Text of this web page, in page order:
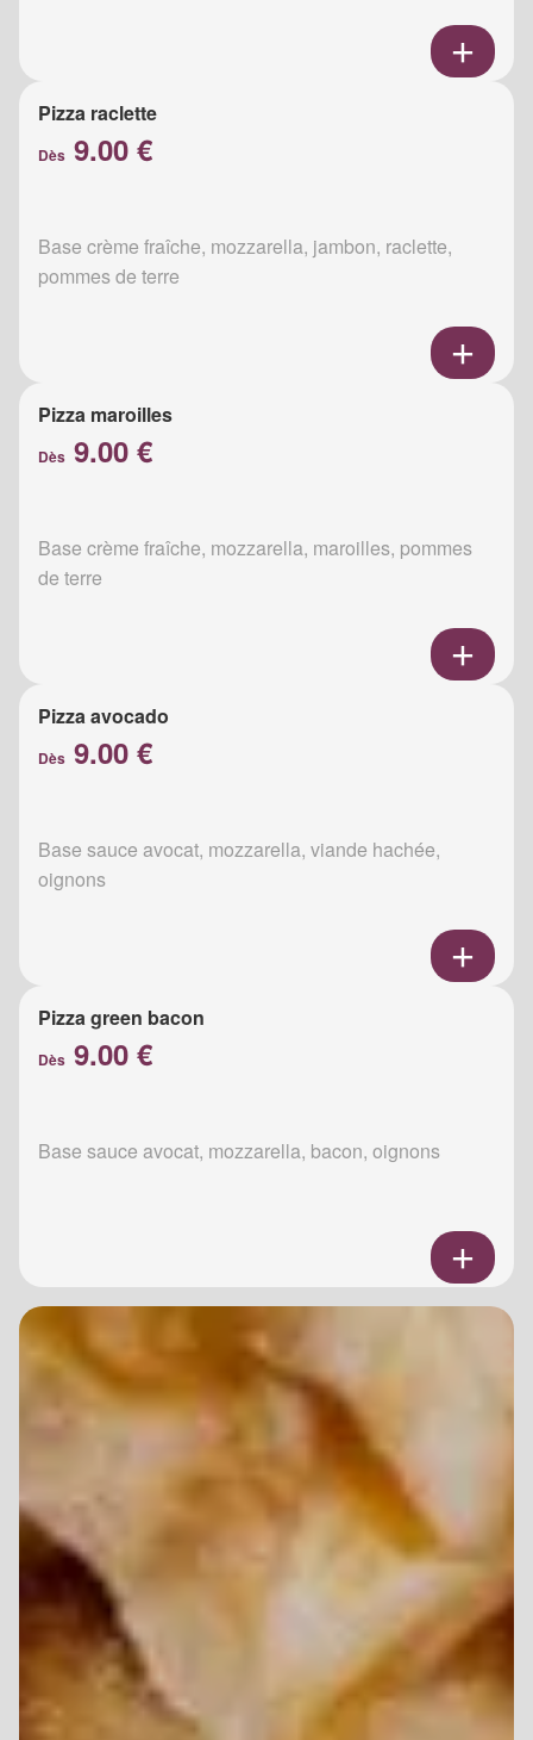
Pizza raclette
Dès 9.00 €
Base crème fraîche, mozzarella, jambon, raclette,
pommes de terre
Pizza maroilles
Dès 9.00 €
Base crème fraîche, mozzarella, maroilles, pommes
de terre
Pizza avocado
Dès 9.00 €
Base sauce avocat, mozzarella, viande hachée,
oignons
Pizza green bacon
Dès 9.00 €
Base sauce avocat, mozzarella, bacon, oignons